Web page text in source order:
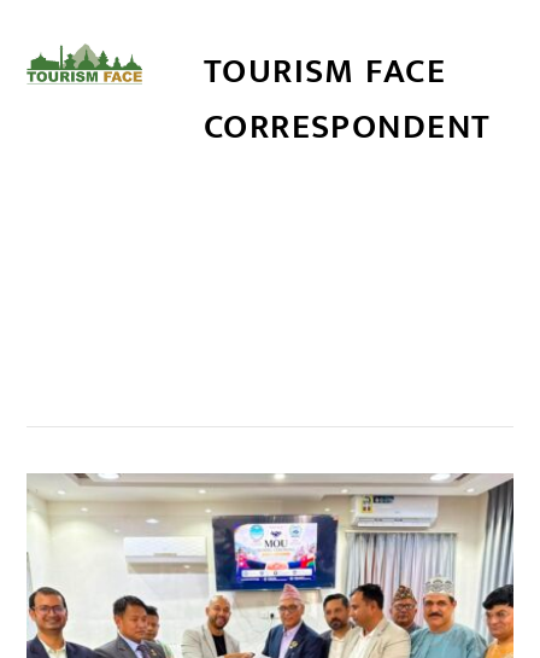
TOURISM FACE
CORRESPONDENT
,,